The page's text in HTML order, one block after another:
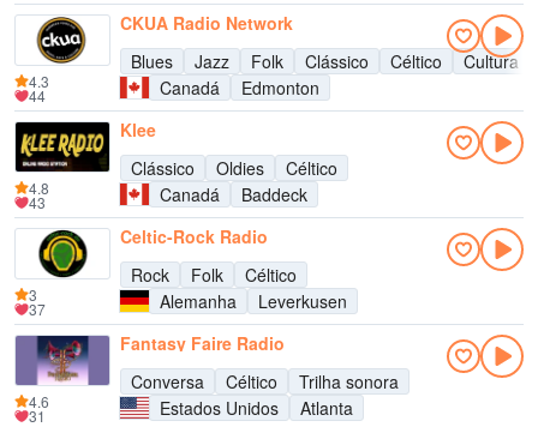
CKUA Radio Network
Blues
Jazz Folk Clássico Céltico
Cultura
Canadá
Edmonton
4.3
44
Klee
Clássico
Oldies
Céltico
Canadá
Baddeck
4.8
43
Celtic-Rock Radio
Rock
Folk
Céltico
Alemanha
Leverkusen
3
37
Fantasy Faire Radio
Conversa
Céltico
Trilha sonora
Estados Unidos
Atlanta
4.6
31